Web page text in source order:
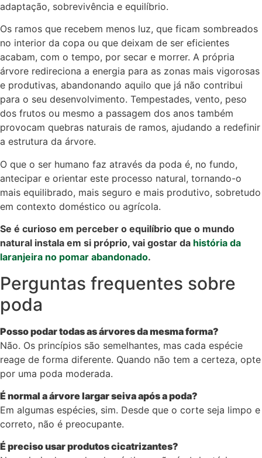
adaptação, sobrevivência e equilíbrio.
Os ramos que recebem menos luz, que ficam sombreados
no interior da copa ou que deixam de ser eficientes
acabam, com o tempo, por secar e morrer. A própria
árvore redireciona a energia para as zonas mais vigorosas
e produtivas, abandonando aquilo que já não contribui
para o seu desenvolvimento. Tempestades, vento, peso
dos frutos ou mesmo a passagem dos anos também
provocam quebras naturais de ramos, ajudando a redefinir
a estrutura da árvore.
O que o ser humano faz através da poda é, no fundo,
antecipar e orientar este processo natural, tornando-o
mais equilibrado, mais seguro e mais produtivo, sobretudo
em contexto doméstico ou agrícola.
Se é curioso em perceber o equilíbrio que o mundo
natural instala em si próprio, vai gostar da história da
laranjeira no pomar abandonado.
Perguntas frequentes sobre
poda
Posso podar todas as árvores da mesma forma?
Não. Os princípios são semelhantes, mas cada espécie
reage de forma diferente. Quando não tem a certeza, opte
por uma poda moderada.
É normal a árvore largar seiva após a poda?
Em algumas espécies, sim. Desde que o corte seja limpo e
correto, não é preocupante.
É preciso usar produtos cicatrizantes?